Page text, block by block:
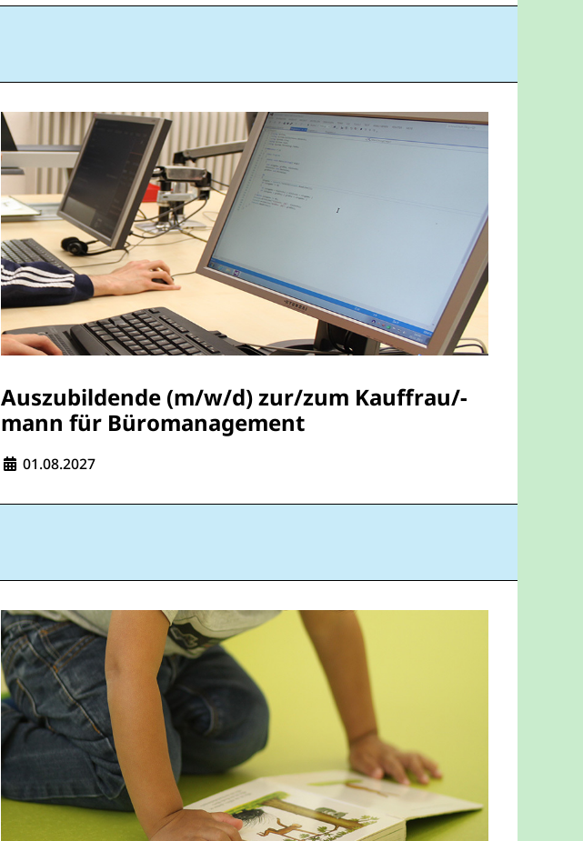
Auszubildende (m/w/d) zur/zum Kauffrau/-
mann für Büromanagement
Eintrittsdatum:
01.08.2027